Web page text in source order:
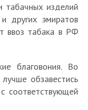
табачных изделий
других эмиратов
ввоз табака в РФ
благовония. Во
обзавестись
соответствующей